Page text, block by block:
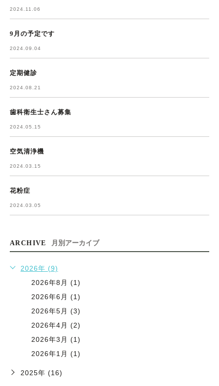
2024.11.06
9月の予定です
2024.09.04
定期健診
2024.08.21
歯科衛生士さん募集
2024.05.15
空気清浄機
2024.03.15
花粉症
2024.03.05
ARCHIVE 月別アーカイブ
2026年 (9)
2026年8月 (1)
2026年6月 (1)
2026年5月 (3)
2026年4月 (2)
2026年3月 (1)
2026年1月 (1)
2025年 (16)